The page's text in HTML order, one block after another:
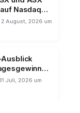
Nasdaq
August, 2026 um
Juli, 2026 um